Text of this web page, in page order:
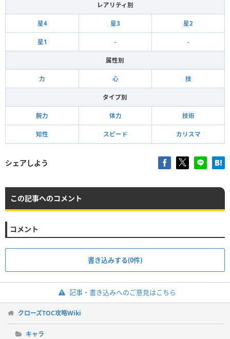
レアリティ別
星4 星3 星2
星1 - -
属性別
力 心 技
タイプ別
腕力 体力 技術
知性 スピード カリスマ
シェアしよう
この記事へのコメント
コメント
書き込みする(0件)
記事・書き込みへのご意見はこちら
クローズTOC攻略Wiki
キャラ